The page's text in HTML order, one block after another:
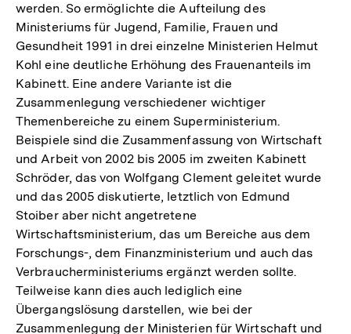
werden. So ermöglichte die Aufteilung des
Ministeriums für Jugend, Familie, Frauen und
Gesundheit 1991 in drei einzelne Ministerien Helmut
Kohl eine deutliche Erhöhung des Frauenanteils im
Kabinett. Eine andere Variante ist die
Zusammenlegung verschiedener wichtiger
Themenbereiche zu einem Superministerium.
Beispiele sind die Zusammenfassung von Wirtschaft
und Arbeit von 2002 bis 2005 im zweiten Kabinett
Schröder, das von Wolfgang Clement geleitet wurde
und das 2005 diskutierte, letztlich von Edmund
Stoiber aber nicht angetretene
Wirtschaftsministerium, das um Bereiche aus dem
Forschungs-, dem Finanzministerium und auch das
Verbraucherministeriums ergänzt werden sollte.
Teilweise kann dies auch lediglich eine
Übergangslösung darstellen, wie bei der
Zusammenlegung der Ministerien für Wirtschaft und